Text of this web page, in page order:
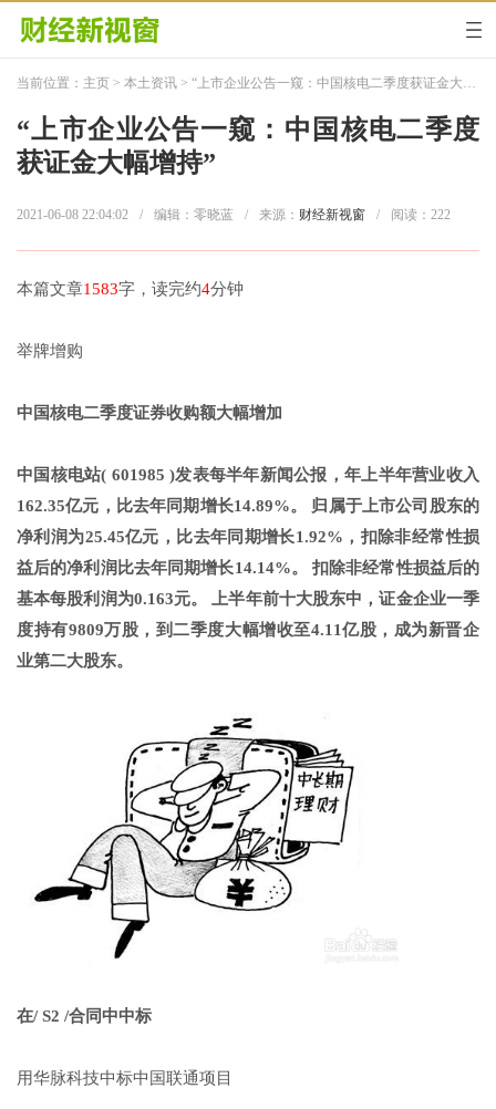
当前位置： 主页 > 本土资讯 > “上市企业公告一窥：中国核电二季度获证金大幅增持”
“上市企业公告一窥：中国核电二季度
获证金大幅增持”
2021-06-08 22:04:02 / 编辑：零晓蓝 / 来源： 财经新视窗 / 阅读： 222
本篇文章1583字，读完约4分钟
举牌增购
中国核电二季度证券收购额大幅增加
中国核电站( 601985 )发表每半年新闻公报，年上半年营业收入
162.35亿元，比去年同期增长14.89%。 归属于上市公司股东的
净利润为25.45亿元，比去年同期增长1.92%，扣除非经常性损
益后的净利润比去年同期增长14.14%。 扣除非经常性损益后的
基本每股利润为0.163元。 上半年前十大股东中，证金企业一季
度持有9809万股，到二季度大幅增收至4.11亿股，成为新晋企
业第二大股东。
在/ S2 /合同中中标
用华脉科技中标中国联通项目